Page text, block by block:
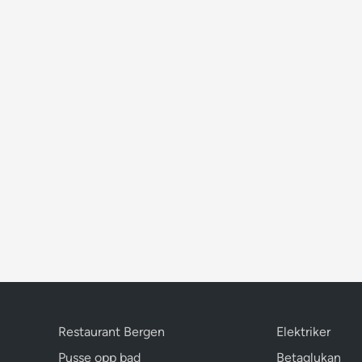
Restaurant Bergen
Pusse opp bad
Elektriker
Betaglukan